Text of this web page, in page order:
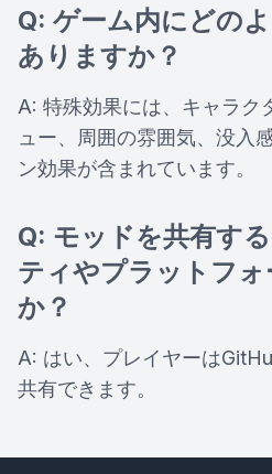
Q: ゲーム内にどの
ありますか？
A: 特殊効果には、キャラク
ュー、周囲の雰囲気、没入
ン効果が含まれています。
Q: モッドを共有す
ティやプラットフ
か？
A: はい、プレイヤーは
共有できます。